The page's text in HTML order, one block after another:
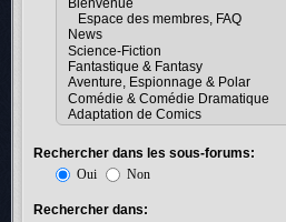
Rechercher dans les sous-forums:
Oui
Non
Rechercher dans: